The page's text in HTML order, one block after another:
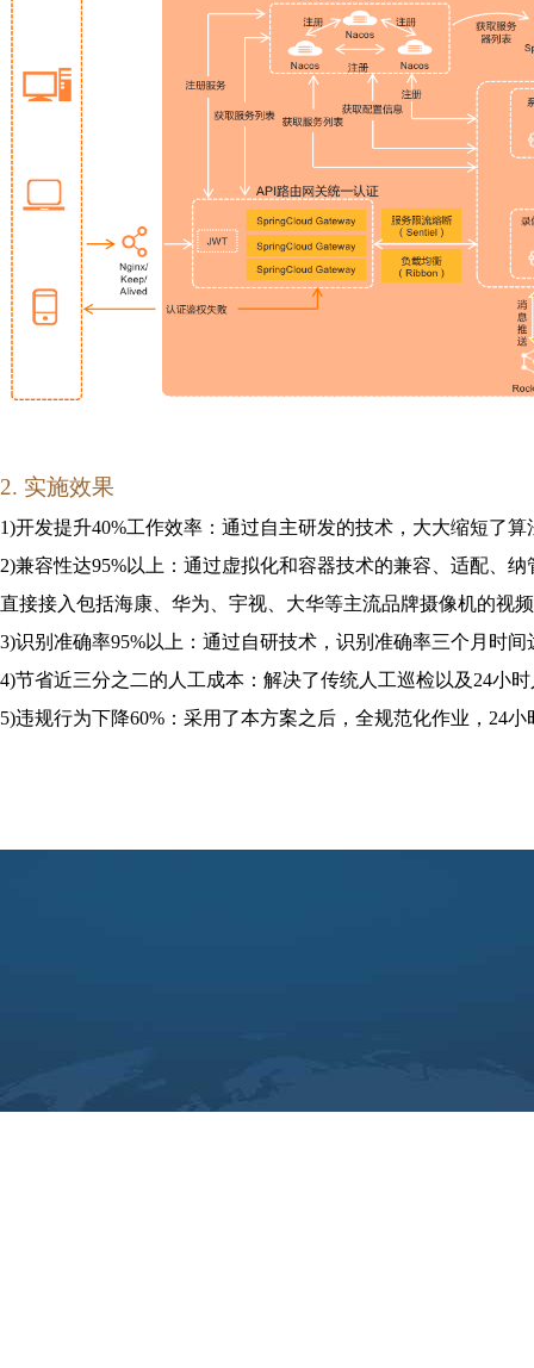
2. 实施效果
1)开发提升40%工作效率：通过自主研发的技术，大大缩短了
2)兼容性达95%以上：通过虚拟化和容器技术的兼容、适配、
直接接入包括海康、华为、宇视、大华等主流品牌摄像机的视
3)识别准确率95%以上：通过自研技术，识别准确率三个月时
4)节省近三分之二的人工成本：解决了传统人工巡检以及24小
5)违规行为下降60%：采用了本方案之后，全规范化作业，24